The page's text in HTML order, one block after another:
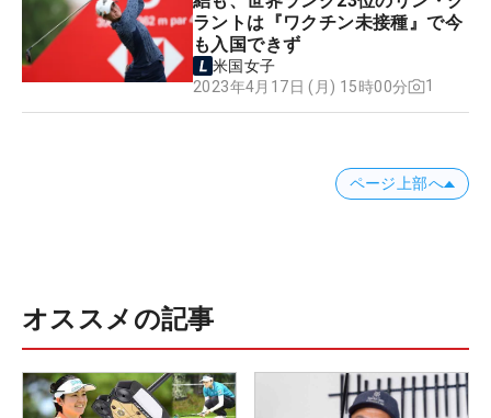
ラントは『ワクチン未接種』で今
も入国できず
米国女子
2023年4月17日 (月) 15時00分
1
ページ上部へ
オススメの記事